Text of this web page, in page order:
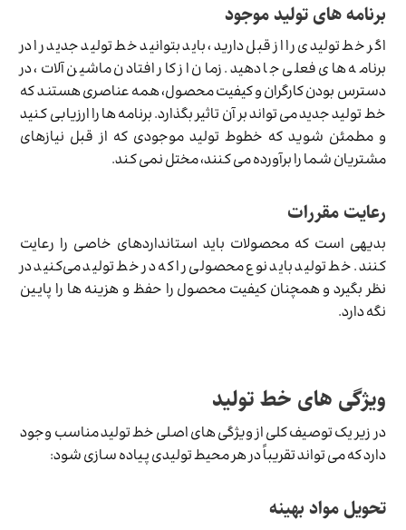
برنامه های تولید موجود
اگر خط تولیدی را از قبل دارید، باید بتوانید خط تولید جدید را در
برنامه های فعلی جا دهید. زمان از کار افتادن ماشین آلات، در
دسترس بودن کارگران و کیفیت محصول، همه عناصری هستند که
خط تولید جدید می تواند بر آن تاثیر بگذارد. برنامه ها را ارزیابی کنید
و مطمئن شوید که خطوط تولید موجودی که از قبل نیازهای
مشتریان شما را برآورده می کنند، مختل نمی کند.
رعایت مقررات
بدیهی است که محصولات باید استانداردهای خاصی را رعایت
کنند. خط تولید باید نوع محصولی را که در خط تولید می‌کنید در
نظر بگیرد و همچنان کیفیت محصول را حفظ و هزینه ها را پایین
نگه دارد.
ویژگی های خط تولید
در زیر یک توصیف کلی از ویژگی های اصلی خط تولید مناسب وجود
دارد که می تواند تقریباً در هر محیط تولیدی پیاده سازی شود:
تحویل مواد بهینه